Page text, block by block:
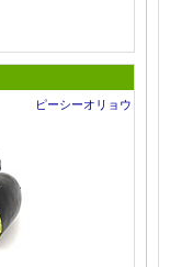
ピーシーオリョウ